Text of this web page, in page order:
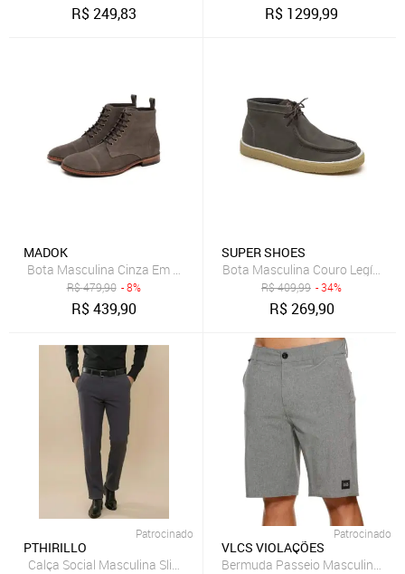
R$249,83 R$ 1299,99
MADOK
Bota Masculina Cinza Em Couro 30976
R$479,90 - 8%
R$439,90
SUPER SHOES
Bota Masculina Couro Legítimo
R$409,99 - 34%
R$269,90
Patrocinado
PTHIRILLO
Calça Social Masculina Slim Fit Cinza Chumbo Panamá Alfaiataria
Patrocinado
VLCS VIOLAÇÕES
Bermuda Passeio Masculina